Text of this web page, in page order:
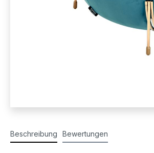
Beschreibung Bewertungen